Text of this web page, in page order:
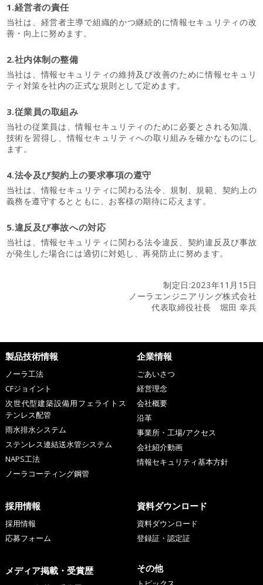
1.経営者の責任
当社は、経営者主導で組織的かつ継続的に情報セキュリティの改
善・向上に努めます。
2.社内体制の整備
当社は、情報セキュリティの維持及び改善のために情報セキュリ
ティ対策を社内の正式な規則として定めます。
3.従業員の取組み
当社の従業員は、情報セキュリティのために必要とされる知識、
技術を習得し、情報セキュリティへの取り組みを確かなものにし
ます。
4.法令及び契約上の要求事項の遵守
当社は、情報セキュリティに関わる法令、規制、規範、契約上の
義務を遵守するとともに、お客様の期待に応えます。
5.違反及び事故への対応
当社は、情報セキュリティに関わる法令違反、契約違反及び事故
が発生した場合には適切に対処し、再発防止に努めます。
制定日:2023年11月15日
ノーラエンジニアリング株式会社
代表取締役社長 堀田 幸兵
製品技術情報
ノーラ工法
CFジョイント
次世代型建築設備用フェライトス
テンレス配管
雨水排水システム
ステンレス連結送水管システム
NAPS工法
ノーラコーティング鋼管
企業情報
ごあいさつ
経営理念
会社概要
沿革
事業所・工場/アクセス
会社紹介動画
情報セキュリティ基本方針
採用情報
採用情報
応募フォーム
メディア掲載・受賞歴
資料ダウンロード
資料ダウンロード
登録証・認定証
その他